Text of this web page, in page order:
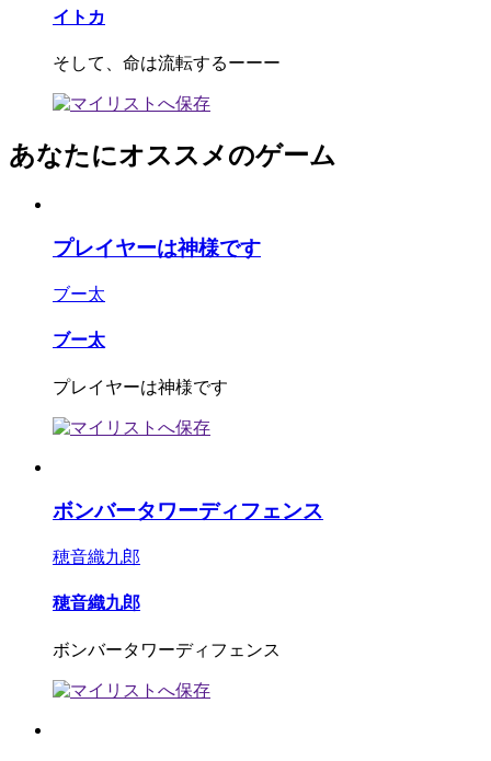
イトカ
そして、命は流転するーーー
あなたにオススメのゲーム
プレイヤーは神様です
ブー太
ブー太
プレイヤーは神様です
ボンバータワーディフェンス
穂音織九郎
穂音織九郎
ボンバータワーディフェンス